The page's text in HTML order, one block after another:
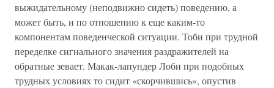
выжидательному (неподвижно сидеть) поведению, а
может быть, и по отношению к еще каким-то
компонентам поведенческой ситуации. Тоби при трудной
переделке сигнального значения раздражителей на
обратные зевает. Макак-лапундер Лоби при подобных
трудных условиях то сидит «скорчившись», опустив